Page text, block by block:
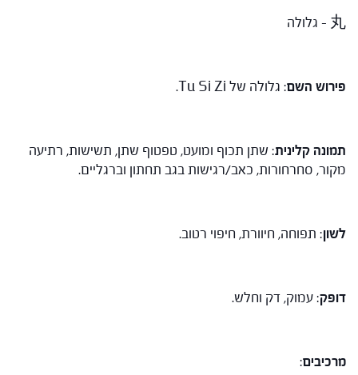
丸 – גלולה
פירוש השם: גלולה של Tu Si Zi.
תמונה קלינית: שתן תכוף ומועט, טפטוף שתן, תשישות, רתיעה
מקור, סחרחורות, כאב/רגישות בגב תחתון וברגליים.
לשון: תפוחה, חיוורת, חיפוי רטוב.
דופק: עמוק, דק וחלש.
מרכיבים: